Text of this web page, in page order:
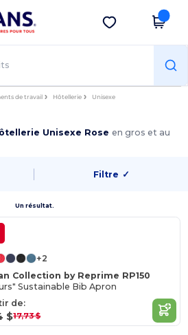
!
Obtenir l'appli
de travail Hôtellerie Unisexe
Unisexe Roseen gros et au
Filtre ✓
Un résultat.
+2
Collection by Reprime RP150
Sustainable Bib Apron
de:
$17,73 $